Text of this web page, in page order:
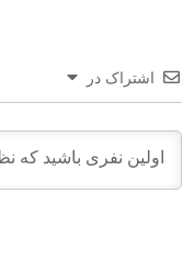
اشتراک در